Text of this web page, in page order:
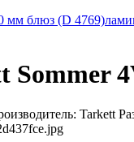
мм блюз (D 4769)
Tarkett